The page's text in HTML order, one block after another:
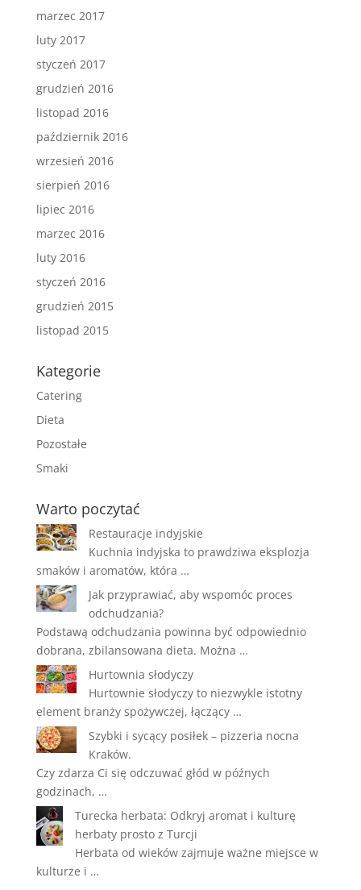
marzec 2017
luty 2017
styczeń 2017
grudzień 2016
listopad 2016
październik 2016
wrzesień 2016
sierpień 2016
lipiec 2016
marzec 2016
luty 2016
styczeń 2016
grudzień 2015
listopad 2015
Kategorie
Catering
Dieta
Pozostałe
Smaki
Warto poczytać
Restauracje indyjskie
Kuchnia indyjska to prawdziwa eksplozja
smaków i aromatów, która …
Jak przyprawiać, aby wspomóc proces
odchudzania?
Podstawą odchudzania powinna być odpowiednio
dobrana, zbilansowana dieta. Można …
Hurtownia słodyczy
Hurtownie słodyczy to niezwykle istotny
element branży spożywczej, łączący …
Szybki i sycący posiłek – pizzeria nocna
Kraków.
Czy zdarza Ci się odczuwać głód w późnych
godzinach, …
Turecka herbata: Odkryj aromat i kulturę
herbaty prosto z Turcji
Herbata od wieków zajmuje ważne miejsce w
kulturze i …